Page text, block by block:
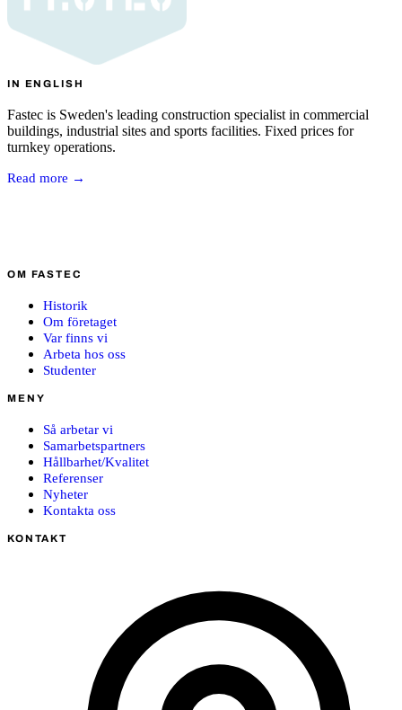
IN ENGLISH
Fastec is Sweden's leading construction specialist in commercial
buildings, industrial sites and sports facilities. Fixed prices for
turnkey operations.
Read more →
OM FASTEC
Historik
Om företaget
Var finns vi
Arbeta hos oss
Studenter
MENY
Så arbetar vi
Samarbetspartners
Hållbarhet/Kvalitet
Referenser
Nyheter
Kontakta oss
KONTAKT